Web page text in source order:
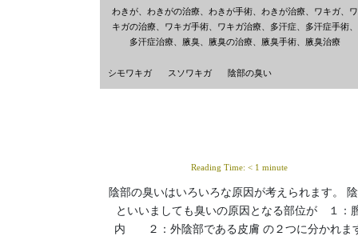
わきが、わきがの治療、わきが手術、わきが治療、ワキガ、ワ
キガの治療、ワキガ手術、ワキガ治療、多汗症、多汗症手術、
多汗症治療、腋臭、腋臭の治療、腋臭手術、腋臭治療
シモワキガ スソワキガ 陰部の臭い
Reading Time: < 1 minute
陰部の臭いはいろいろな原因が考えられます。
といいましても臭いの原因となる部位が １：
内 ２：外陰部である皮膚 の２つに分かれま